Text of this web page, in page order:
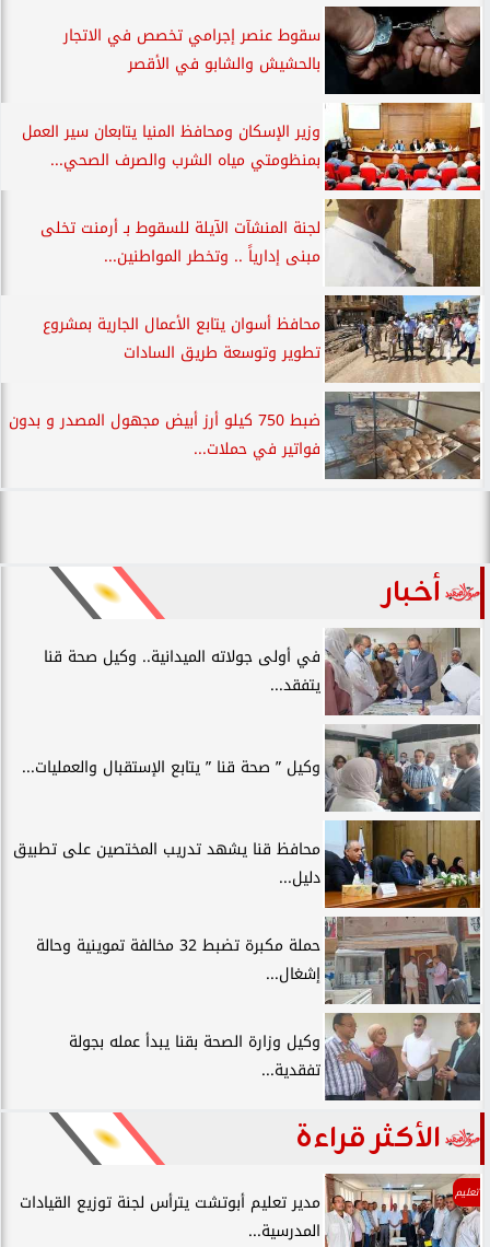
سقوط عنصر إجرامي تخصص في الاتجار
بالحشيش والشابو في الأقصر
وزير الإسكان ومحافظ المنيا يتابعان سير العمل
بمنظومتي مياه الشرب والصرف الصحي...
لجنة المنشآت الآيلة للسقوط بـ أرمنت تخلى
مبنى إدارياً .. وتخطر المواطنين...
محافظ أسوان يتابع الأعمال الجارية بمشروع
تطوير وتوسعة طريق السادات
ضبط 750 كيلو أرز أبيض مجهول المصدر و بدون
فواتير في حملات...
أخبار
في أولى جولاته الميدانية.. وكيل صحة قنا
يتفقد...
وكيل ” صحة قنا ” يتابع الإستقبال والعمليات...
محافظ قنا يشهد تدريب المختصين على تطبيق
دليل...
حملة مكبرة تضبط 32 مخالفة تموينية وحالة
إشغال...
وكيل وزارة الصحة بقنا يبدأ عمله بجولة
تفقدية...
الأكثر قراءة
تعليم
مدير تعليم أبوتشت يترأس لجنة توزيع القيادات
المدرسية...